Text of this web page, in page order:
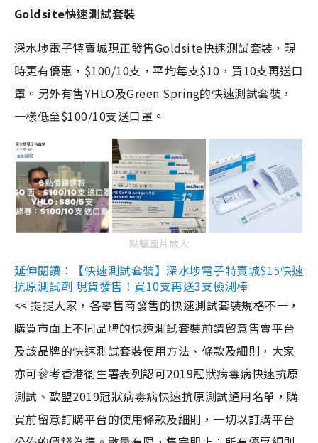
Goldsite快速測試套裝
深水埗電子特賣城現正發售Goldsite快速測試套裝，現
時更有優惠，$100/10支，平均每支$10，買10支再送口
罩。另外有售YHLO及Green Spring的快速測試套裝，
一樣低至$100/10支送口罩。
點擊圖片放大
延伸閱讀：【快速測試套裝】深水埗電子特賣城$15快速
抗原測試劑 現貨發售！買10支再送3支檢測棒
<< 提提大家，各零售商發售的快速測試套裝規格不一，
購買市面上不同品牌的快速測試套裝前請留意售賣平台
及該品牌的快速測試套裝使用方法、條款及細則，大家
亦可參考香港衞生署表列認可2019冠狀病毒病快速抗原
測試、歐盟2019冠狀病毒病快速抗原測試通用名單，購
買前留意訂購平台的使用條款及細則，一切以訂購平台